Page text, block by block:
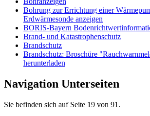
Bohrung zur Errichtung einer
Erdwärmesonde anzeigen
BORIS-Bayern
Brand- und Katastrophenschutz
Brandschutz
Brandschutz: Broschüre
herunterladen
Navigation Unterseiten
Sie befinden sich auf Seite 19 von 91.